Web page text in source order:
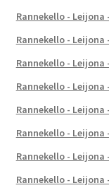
Rannekello -
Rannekello - Leijona
Rannekello - Leijona
Rannekello - Leijona
Rannekello -
Rannekello - Leijona
Rannekello - Leijona
Rannekello -